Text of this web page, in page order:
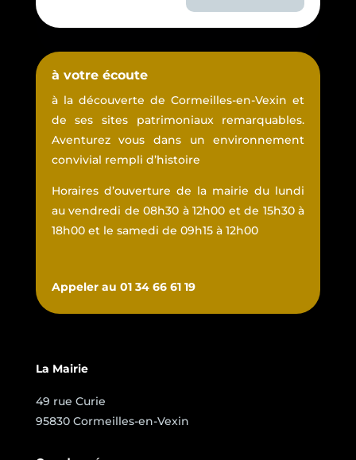
à votre écoute
à la découverte de Cormeilles-en-Vexin et
de ses sites patrimoniaux remarquables.
Aventurez vous dans un environnement
convivial rempli d’histoire
Horaires d’ouverture de la mairie du lundi
au vendredi de 08h30 à 12h00 et de 15h30 à
18h00 et le samedi de 09h15 à 12h00
Appeler au 01 34 66 61 19
La Mairie
49 rue Curie
95830 Cormeilles-en-Vexin